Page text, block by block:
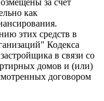
как
этих средств в
Кодекса
в связи со
домов и (или)
договором